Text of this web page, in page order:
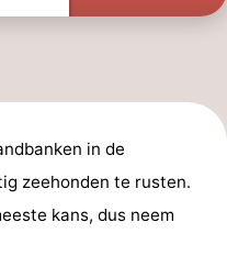
in de
zeehonden te rusten.
kans, dus neem